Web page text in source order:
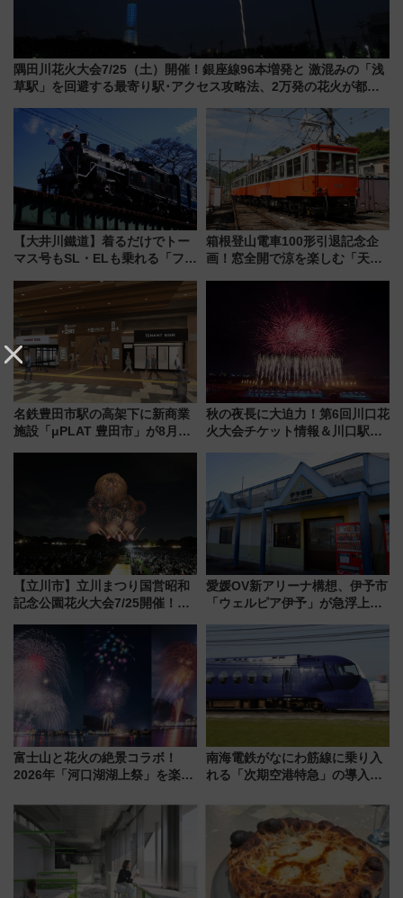
隅田川花火大会7/25（土）開催！銀座線96本増発と 激混みの「浅
草駅」を回避する最寄り駅･アクセス攻略法、2万発の花火が都心
【大井川鐵道】着るだけでトー
マス号もSL・ELも乗れる「フリ
受注販売
箱根登山電車100形引退記念企
画！窓全開で涼を楽しむ「天然
名鉄豊田市駅の高架下に新商業
施設「μPLAT 豊田市」が8月26
秋の夜長に大迫力！第6回川口花
火大会チケット情報＆川口駅か
【立川市】立川まつり国営昭和
記念公園花火大会7/25開催！
混雑に要注意、その理由は
愛媛OV新アリーナ構想、伊予市
「ウェルピア伊予」が急浮上！
で探る鉄道アクセスの未来
富士山と花火の絶景コラボ！
2026年「河口湖湖上祭」を楽し
ススメ
南海電鉄がなにわ筋線に乗り入
れる「次期空港特急」の導入を
日本初の鉄道デザイン